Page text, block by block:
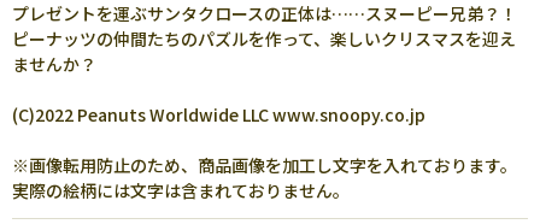
プレゼントを運ぶサンタクロースの正体は……スヌーピー兄弟？！
ピーナッツの仲間たちのパズルを作って、楽しいクリスマスを迎え
ませんか？
(C)2022 Peanuts Worldwide LLC www.snoopy.co.jp
※画像転用防止のため、商品画像を加工し文字を入れております。
実際の絵柄には文字は含まれておりません。